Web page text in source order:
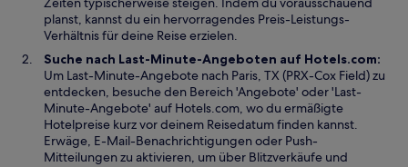
t
g
e
f
f
n
e
t
planst, kannst du ein hervorragendes Preis-Leistungs-
Verhältnis für deine Reise erzielen.
Suche nach Last-Minute-Angeboten auf Hotels.com:
Um Last-Minute-Angebote nach Paris, TX (PRX-Cox Field) zu
entdecken, besuche den Bereich 'Angebote' oder 'Last-
Minute-Angebote' auf Hotels.com, wo du ermäßigte
Hotelpreise kurz vor deinem Reisedatum finden kannst.
Erwäge, E-Mail-Benachrichtigungen oder Push-
Mitteilungen zu aktivieren, um über Blitzverkäufe und